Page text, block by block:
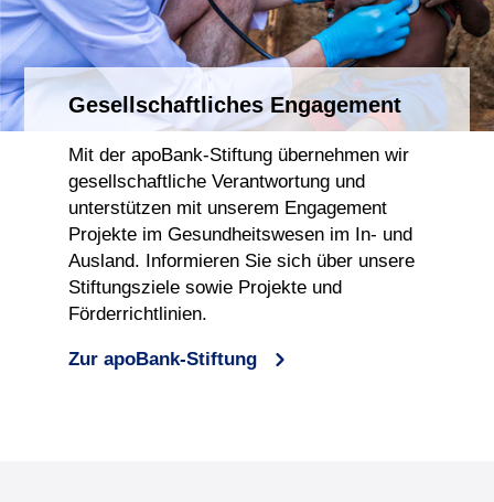
Gesellschaftliches Engagement
Mit der apoBank-Stiftung übernehmen wir
gesellschaftliche Verantwortung und
unterstützen mit unserem Engagement
Projekte im Gesundheitswesen im In- und
Ausland. Informieren Sie sich über unsere
Stiftungsziele sowie Projekte und
Förderrichtlinien.
Zur apoBank-Stiftung